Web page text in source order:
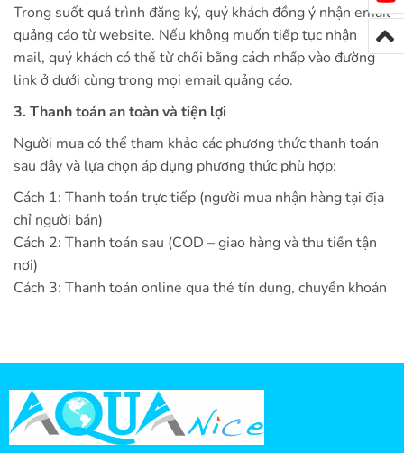
Trong suốt quá trình đăng ký, quý khách đồng ý nhận email
quảng cáo từ website. Nếu không muốn tiếp tục nhận
mail, quý khách có thể từ chối bằng cách nhấp vào đường
link ở dưới cùng trong mọi email quảng cáo.
3. Thanh toán an toàn và tiện lợi
Người mua có thể tham khảo các phương thức thanh toán
sau đây và lựa chọn áp dụng phương thức phù hợp:
Cách 1: Thanh toán trực tiếp (người mua nhận hàng tại địa
chỉ người bán)
Cách 2: Thanh toán sau (COD – giao hàng và thu tiền tận
nơi)
Cách 3: Thanh toán online qua thẻ tín dụng, chuyển khoản